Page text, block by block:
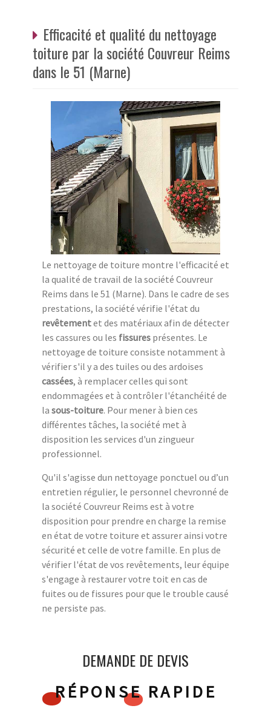
Efficacité et qualité du nettoyage
toiture par la société Couvreur Reims
dans le 51 (Marne)
Le nettoyage de toiture montre l'efficacité et
la qualité de travail de la société Couvreur
Reims dans le 51 (Marne). Dans le cadre de ses
prestations, la société vérifie l'état du
revêtementet des matériaux afin de détecter
les cassures ou les fissures présentes. Le
nettoyage de toiture consiste notamment à
vérifier s'il y a des tuiles ou des ardoises
cassées, à remplacer celles qui sont
endommagées et à contrôler l'étanchéité de
la sous-toiture. Pour mener à bien ces
différentes tâches, la société met à
disposition les services d'un zingueur
professionnel.
Qu'il s'agisse dun nettoyage ponctuel ou d’un
entretien régulier, le personnel chevronné de
la société Couvreur Reims est à votre
disposition pour prendre en charge la remise
en état de votre toiture et assurer ainsi votre
sécurité et celle de votre famille. En plus de
vérifier l'état de vos revêtements, leur équipe
s'engage à restaurer votre toit en cas de
fuites ou de fissures pour que le trouble causé
ne persiste pas.
DEMANDE DE DEVIS
RÉPONSE RAPIDE